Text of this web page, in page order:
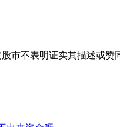
市不表明证实其描述或